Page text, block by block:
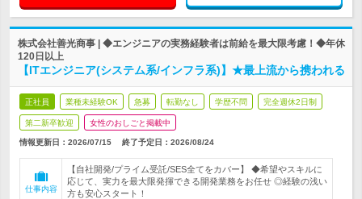
株式会社善光商事 | ◆エンジニアの実務経験者は前給を最大限考慮！◆年休
120日以上
【ITエンジニア(システム系/インフラ系)】★最上流から携われる
正社員 業種未経験OK 急募 転勤なし 学歴不問 完全週休2日制
第二新卒歓迎 女性のおしごと掲載中
情報更新日：2026/07/15 終了予定日： 2026/08/24
仕事内容
【自社開発/プライム受託/SES全てをカバー】 ◆希望やスキルに
応じて、実力を最大限発揮できる開発業務をお任せ ◎経験の浅い
方も安心スタート！